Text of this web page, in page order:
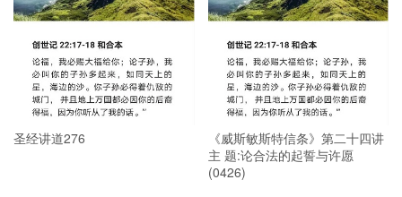
圣经讲道276
《威斯敏斯特信条》第二十四讲
主 题:论合法的起誓与许愿
(0426)